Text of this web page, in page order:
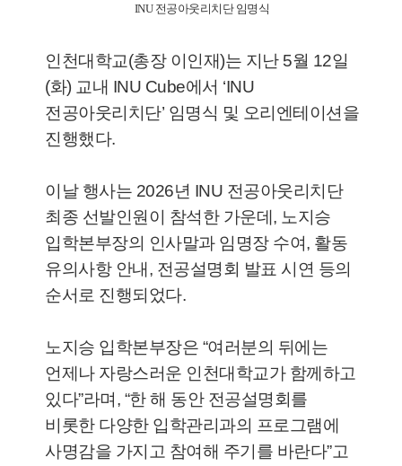
INU 전공아웃리치단 임명식
인천대학교(총장 이인재)는 지난 5월 12일
(화) 교내 INU Cube에서 ‘INU
전공아웃리치단’ 임명식 및 오리엔테이션을
진행했다.
이날 행사는 2026년 INU 전공아웃리치단
최종 선발인원이 참석한 가운데, 노지승
입학본부장의 인사말과 임명장 수여, 활동
유의사항 안내, 전공설명회 발표 시연 등의
순서로 진행되었다.
노지승 입학본부장은 “여러분의 뒤에는
언제나 자랑스러운 인천대학교가 함께하고
있다”라며, “한 해 동안 전공설명회를
비롯한 다양한 입학관리과의 프로그램에
사명감을 가지고 참여해 주기를 바란다”고